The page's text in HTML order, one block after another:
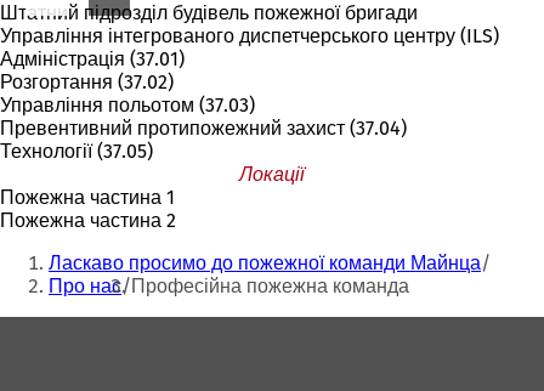
Штатний підрозділ будівель пожежної бригади
Управління інтегрованого диспетчерського центру (ILS)
Адміністрація (37.01)
Розгортання (37.02)
Управління польотом (37.03)
Превентивний протипожежний захист (37.04)
Технології (37.05)
Локації
Пожежна частина 1
Пожежна частина 2
Ти
тут:
Ласкаво просимо до пожежної команди Майнца
Про нас Професійна пожежна команда